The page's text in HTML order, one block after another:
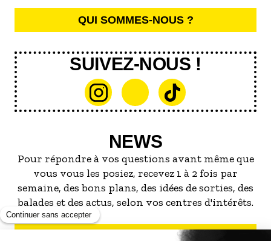
QUI SOMMES-NOUS ?
SUIVEZ-NOUS !
NEWS
Pour répondre à vos questions avant même que
vous vous les posiez, recevez 1 à 2 fois par
semaine, des bons plans, des idées de sorties, des
balades et des actus, selon vos centres d'intérêts.
S'INSCRIRE À LA NEWSLETTER